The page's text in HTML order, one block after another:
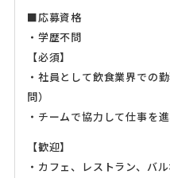
■応募資格
・学歴不問
【必須】
・社員として飲食業界での
問）
・チームで協力して仕事を
【歓迎】
・カフェ、レストラン、バ